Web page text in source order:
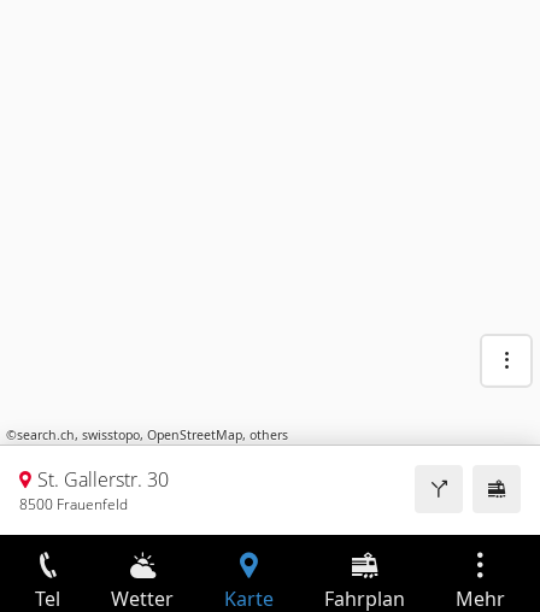
©search.ch, swisstopo, OpenStreetMap, others
St. Gallerstr. 30
8500 Frauenfeld
Tel Wetter Karte Fahrplan Mehr